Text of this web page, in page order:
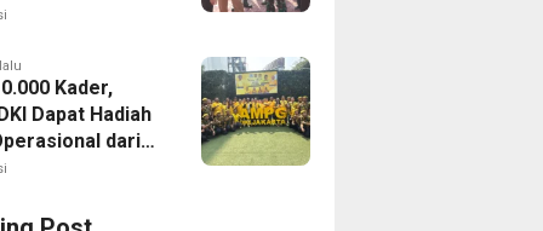
Hutan
Kader,
Dapat Hadiah
dari